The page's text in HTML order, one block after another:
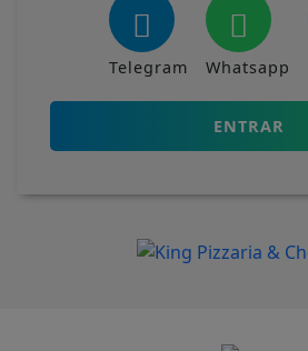
Telegram Whatsapp
ENTRAR